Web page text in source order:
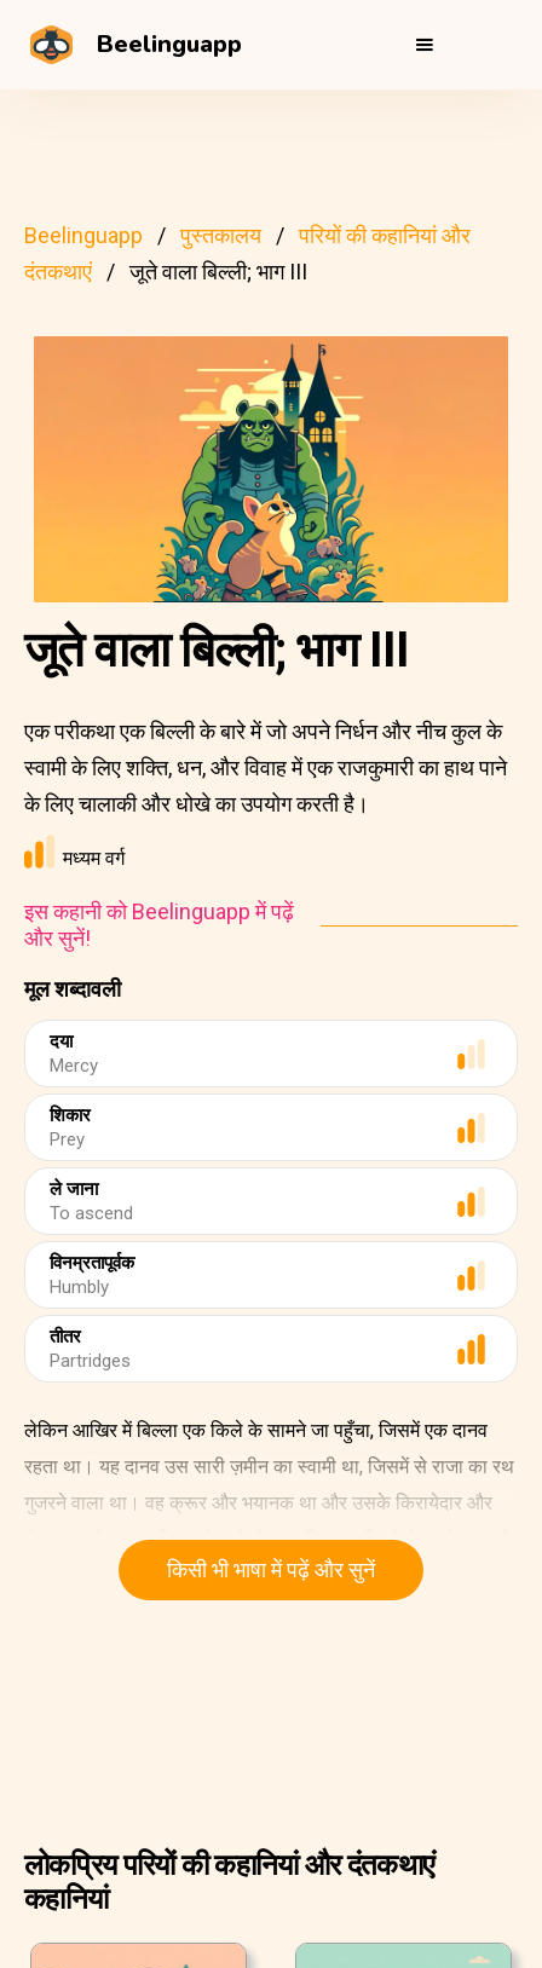
Beelinguapp
Beelinguapp पुस्तकालय
परियों की कहानियां और
दंतकथाएं
जूते वाला बिल्ली; भाग III
मूल शब्दावली
दया
Mercy
शिकार
Prey
ले जाना
To ascend
विनम्रतापूर्वक
Humbly
तीतर
Partridges
जूते वाला बिल्ली; भाग III
एक परीकथा एक बिल्ली के बारे में जो अपने निर्धन और नीच कुल के
स्वामी के लिए शक्ति, धन, और विवाह में एक राजकुमारी का हाथ पाने
के लिए चालाकी और धोखे का उपयोग करती है।
मध्यम वर्ग
इस कहानी को Beelinguapp में पढ़ें
और सुनें!
लेकिन आखिर में बिल्ला एक किले के सामने जा पहुँचा, जिसमें एक दानव
रहता था। यह दानव उस सारी ज़मीन का स्वामी था, जिसमें से राजा का रथ
गुजरने वाला था। वह क्रूर और भयानक था और उसके किरायेदार और
सेवक उससे बहुत अधिक डरे रहते थे। इसलिए जब बिल्ले ने उनसे बात की,
तो उन्होंने कहा कि वे दानव की अनुमति के बिना कुछ भी नहीं कर सकेंगे।
किसी भी भाषा में पढ़ें और सुनें
लोकप्रिय परियों की कहानियां और दंतकथाएं
कहानियां